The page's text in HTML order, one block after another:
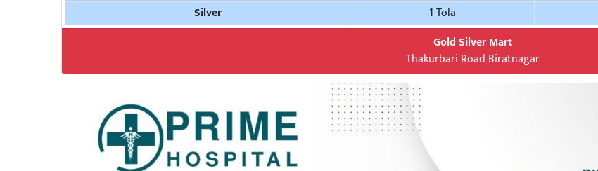
Silver
1 Tola
Gold Silver Mart
Thakurbari Road Biratnagar